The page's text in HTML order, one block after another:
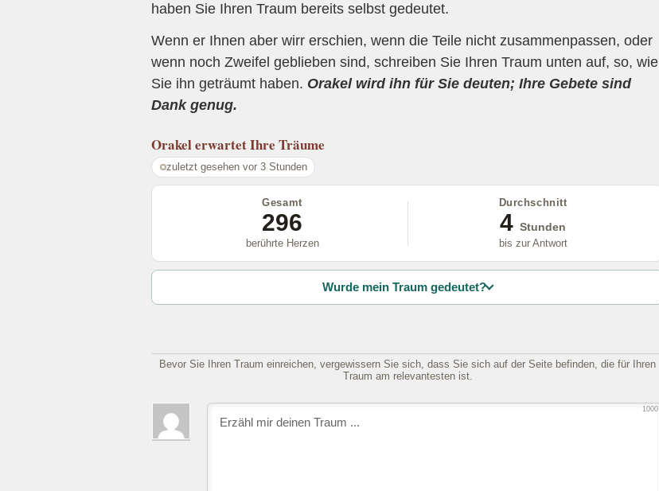
haben Sie Ihren Traum bereits selbst gedeutet.
Wenn er Ihnen aber wirr erschien, wenn die Teile nicht zusammenpassen, oder
wenn noch Zweifel geblieben sind, schreiben Sie Ihren Traum unten auf, so, wie
Sie ihn geträumt haben. Orakel wird ihn für Sie deuten; Ihre Gebete sind
Dank genug.
Orakelerwartet Ihre Träume
zuletzt gesehen vor 3 Stunden
Gesamt
296
berührte Herzen
Durchschnitt
4 Stunden
bis zur Antwort
Wurde mein Traum gedeutet?
Bevor Sie Ihren Traum einreichen, vergewissern Sie sich, dass Sie sich auf der Seite befinden, die für Ihren
Traum am relevantesten ist.
1000